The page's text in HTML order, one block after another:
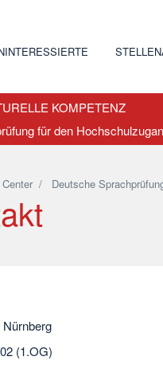
KOMPETENZ
für den
/ Deutsche
(1.OG)